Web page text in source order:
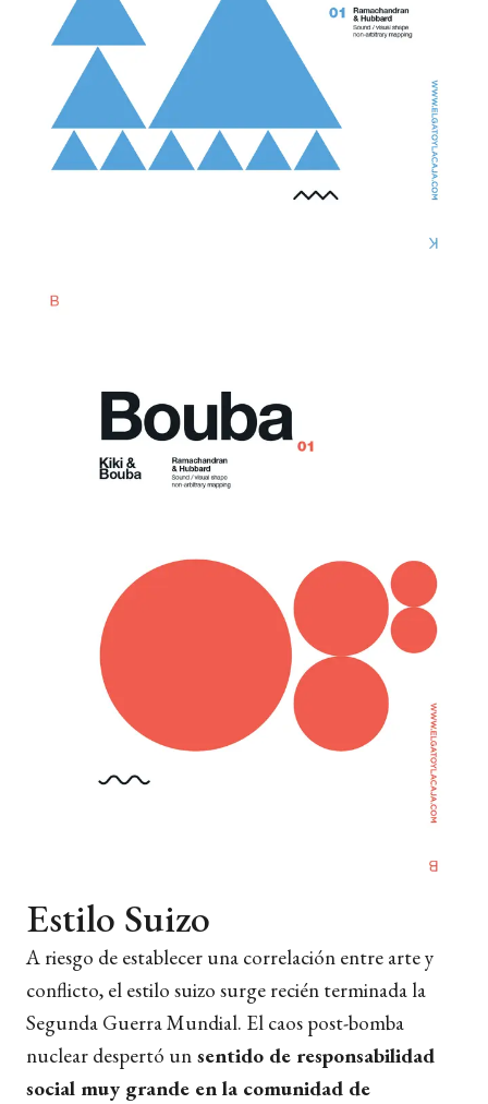
Estilo Suizo
A riesgo de establecer una correlación entre arte y
conflicto, el estilo suizo surge recién terminada la
Segunda Guerra Mundial. El caos post-bomba
nuclear despertó un sentido de responsabilidad
social muy grande en la comunidad de